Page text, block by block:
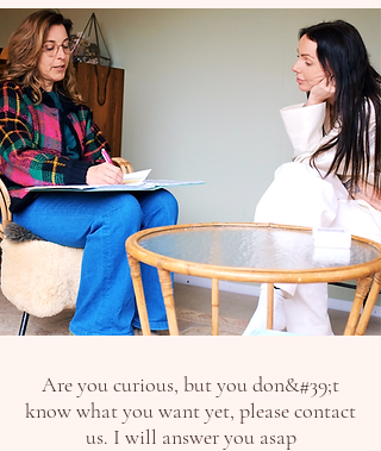
Are you curious, but you don&#39;t
know what you want yet, please contact
us. I will answer you asap